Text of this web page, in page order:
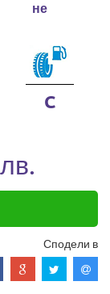
не
C
Сподели в